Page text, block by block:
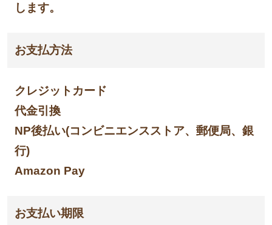
します。
お支払方法
クレジットカード
代金引換
NP後払い(コンビニエンスストア、郵便局、銀
行)
Amazon Pay
お支払い期限